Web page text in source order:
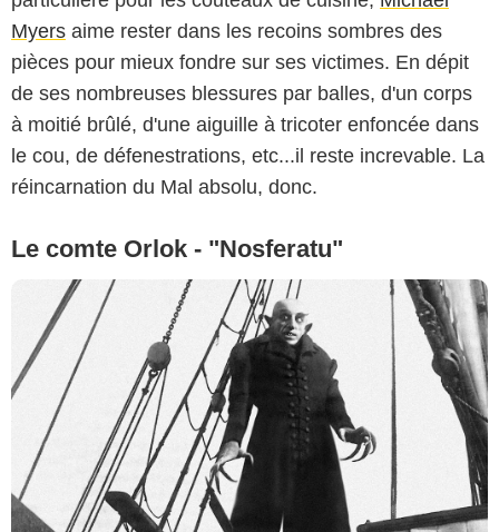
Myers aime rester dans les recoins sombres des
pièces pour mieux fondre sur ses victimes. En dépit
de ses nombreuses blessures par balles, d'un corps
à moitié brûlé, d'une aiguille à tricoter enfoncée dans
le cou, de défenestrations, etc...il reste increvable. La
réincarnation du Mal absolu, donc.
Le comte Orlok - "Nosferatu"